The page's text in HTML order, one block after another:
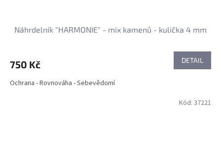
Náhrdelník "HARMONIE" - mix kamenů - kulička 4 mm
750 Kč DETAIL
Ochrana - Rovnováha - Sebevědomí
Kód: 37221